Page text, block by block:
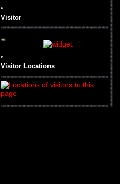
Visitor
Visitor Locations